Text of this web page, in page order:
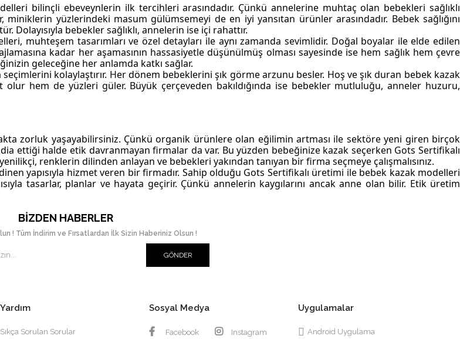
bilinçli ebeveynlerin ilk tercihleri arasındadır. Çünkü annelerine muhtaç olan bebekleri sağlıklı
yüzlerindeki masum gülümsemeyi de en iyi yansıtan ürünler arasındadır. Bebek sağlığını
bebekler sağlıklı, annelerin ise içi rahattır.
muhteşem tasarımları ve özel detayları ile aynı zamanda sevimlidir. Doğal boyalar ile elde edilen
kadar her aşamasının hassasiyetle düşünülmüş olması sayesinde ise hem sağlık hem çevre
geleceğine her anlamda katkı sağlar.
kolaylaştırır. Her dönem bebeklerini şık görme arzunu besler. Hoş ve şık duran bebek kazak
hem de yüzleri güler. Büyük çerçeveden bakıldığında ise bebekler mutluluğu, anneler huzuru,
zorluk yaşayabilirsiniz. Çünkü organik ürünlere olan eğilimin artması ile sektöre yeni giren birçok
ettiği halde etik davranmayan firmalar da var. Bu yüzden bebeğinize kazak seçerken Gots Sertifikalı
renklerin dilinden anlayan ve bebekleri yakından tanıyan bir firma seçmeye çalışmalısınız.
yapısıyla hizmet veren bir firmadır. Sahip olduğu Gots Sertifikalı üretimi ile bebek kazakmodelleri
tasarlar, planlar ve hayata geçirir. Çünkü annelerin kaygılarını ancak anne olan bilir. Etik üretim
BIZDEN HABERLER
! Tüm İndirim ve Fırsatlardan İlk Sizin Haberiniz Olsun !
GÖNDER
Yardım
Sıkça Sorulan Sorular
Sosyal Medya
Facebook Instagram
Uygulamalar
Android Uygulama